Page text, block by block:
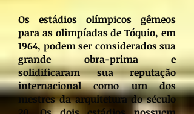
Os estádios olímpicos gêmeos
para as olimpíadas de Tóquio, em
1964, podem ser considerados sua
grande obra-prima e
solidificaram sua reputação
internacional como um dos
mestres da arquitetura do século